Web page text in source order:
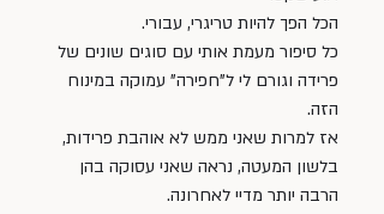
הכל הפך להיות טריגרי, עבורי.
כל סיפור מעמת אותי עם סוגים שונים של
פרידה וגורם לי ל"חפירה" עמוקה במינוח
הזה.
אז למרות שאני ממש לא אוהבת פרידות,
בלשון המעטה, נראה שאני עסוקה בהן
הרבה יותר מדיי לאחרונה.